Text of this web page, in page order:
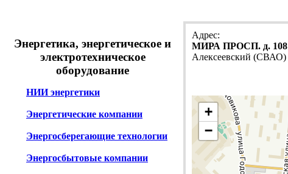
Энергетика, энергетическое и
электротехническое
оборудование
НИИ энергетики
Энергетические компании
Энергосберегающие технологии
Энергосбытовые компании
Адрес:
МИРА ПРОСП. д. 108
Алексеевский (СВАО)
+
−